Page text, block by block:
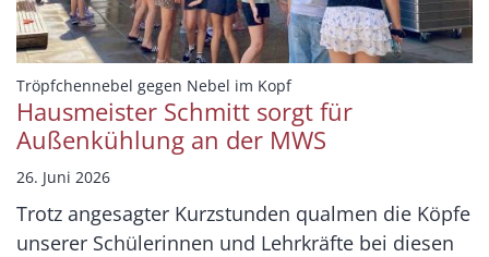
Tröpfchennebel gegen Nebel im Kopf:
Hausmeister Schmitt sorgt für
Außenkühlung an der MWS
26. Juni 2026
Trotz angesagter Kurzstunden qualmen die Köpfe
unserer Schülerinnen und Lehrkräfte bei diesen